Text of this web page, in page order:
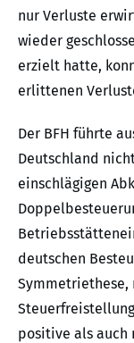
nur Verluste
wieder
erzielt hatte,
erlittenen
Der BFH führte
Deutschland
einschlägigen
deutschen
positive als auch